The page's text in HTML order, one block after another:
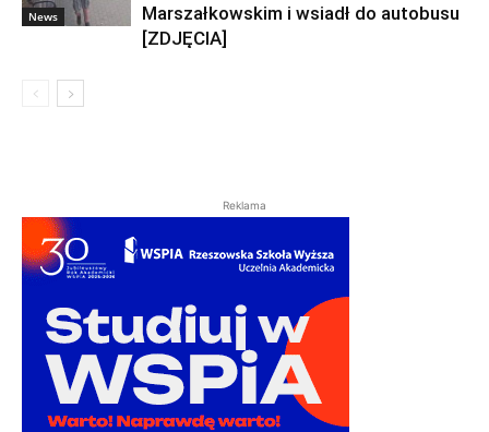
News
Marszałkowskim i wsiadł do autobusu
[ZDJĘCIA]
Reklama